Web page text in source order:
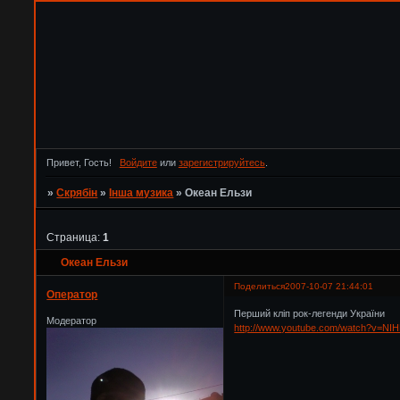
Привет, Гость! Войдитеили зарегистрируйтесь.
»Скрябін »Інша музика »Океан Ельзи
Океан Ельзи
Страница:1
Поделиться2007-10-07 21:44:01
Оператор
Модератор
Перший кліп рок-легенди України
http://www.youtube.com/